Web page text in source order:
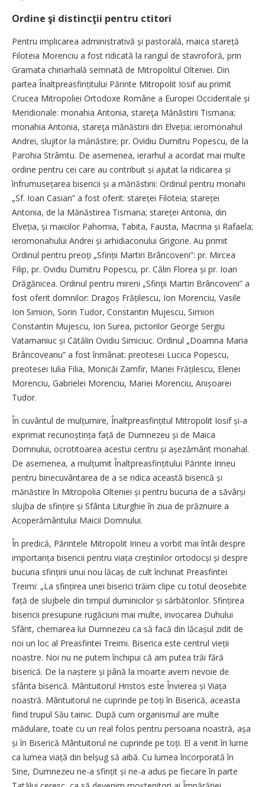
Ordine şi distincţii pentru ctitori
Pentru implicarea administrativă și pastorală, maica stareță
Filoteia Morenciu a fost ridicată la rangul de stavroforă, prin
Gramata chiriarhală semnată de Mitropolitul Olteniei. Din
partea Înaltpreasfințitului Părinte Mitropolit Iosif au primit
Crucea Mitropoliei Ortodoxe Române a Europei Occidentale și
Meridionale: monahia Antonia, stareţa Mănăstirii Tismana;
monahia Antonia, stareţa mănăstirii din Elveția; ieromonahul
Andrei, slujitor la mănăstire; pr. Ovidiu Dumitru Popescu, de la
Parohia Strâm­tu. De asemenea, ierarhul a acordat mai multe
ordine pentru cei care au contribuit și ajutat la ridicarea și
înfrumusețarea bisericii și a mănăstirii: Ordinul pentru monahi
„Sf. Ioan Casian” a fost oferit: stareței Filoteia; stareței
Antonia, de la Mănăstirea Tismana; stareței Antonia, din
Elveția, și maicilor Pahomia, Tabita, Fausta, Macrina și Rafaela;
ieromonahului Andrei și arhidiaconului Grigorie. Au primit
Ordinul pentru preoți „Sfinții Martiri Brâncoveni”: pr. Mircea
Filip, pr. Ovidiu Dumitru Popescu, pr. Călin Florea și pr. Ioan
Drăgănicea. Ordinul pentru mireni „Sfinţii Martiri Brâncoveni” a
fost oferit domnilor: Dragoș Frățilescu, Ion Morenciu, Vasile
Ion Simion, Sorin Tudor, Constantin Mujescu, Simion
Constantin Mujescu, Ion Surea, pictorilor George Sergiu
Vatamaniuc și Cătălin Ovidiu Simiciuc. Ordinul „Doamna Maria
Brâncoveanu” a fost înmânat: preotesei Lucica Popescu,
preotesei Iulia Filia, Monicăi Zamfir, Mariei Frățilescu, Elenei
Morenciu, Gabrielei Morenciu, Mariei Morenciu, Anișoarei
Tudor.
În cuvântul de mulțumire, Înalt­preasfințitul Mitropolit Iosif și-a
exprimat recunoștința față de Dumnezeu și de Maica
Domnului, ocrotitoarea acestui centru și așezământ monahal.
De asemenea, a mulțumit Înaltpreasfin­țitu­lui Părinte Irineu
pentru binecuvântarea de a se ridica această biserică și
mănăstire în Mitropolia Olteniei și pentru bucuria de a săvârși
slujba de sfințire și Sfânta Liturghie în ziua de prăznuire a
Acoperământului Maicii Domnului.
În predică, Părintele Mitropolit Irineu a vorbit mai întâi despre
importanța bisericii pentru viața creștinilor ortodocși și despre
bucuria sfințirii unui nou lăcaș de cult închinat Preasfintei
Treimi: „La sfințirea unei biserici trăim clipe cu totul deosebite
față de slujbele din timpul duminicilor și sărbătorilor. Sfințirea
bisericii presupune rugăciuni mai multe, invocarea Duhului
Sfânt, chemarea lui Dumnezeu ca să facă din lă­cașul zidit de
noi un loc al Preasfintei Treimi. Biserica este centrul vieții
noastre. Noi nu ne putem închipui că am putea trăi fără
biserică. De la naștere și până la moarte avem nevoie de
sfânta biserică. Mântuitorul Hristos este Învierea și Viața
noastră. Mântuitorul ne cuprinde pe toți în Biserică, aceasta
fiind trupul Său tainic. După cum organismul are multe
mădulare, toate cu un real folos pentru persoana noastră, așa
și în Biserică Mântuitorul ne cuprinde pe toți. El a venit în lume
ca lumea viață din belșug să aibă. Cu lumea încorporată în
Sine, Dumnezeu ne-a sfințit și ne-a adus pe fiecare în parte